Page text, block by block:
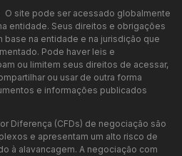
O site pode ser acessado globalmente
entidade. Seus direitos e obrigações
na entidade e na jurisdição que
Pode haver leis e
ou limitem seus direitos de acessar,
ou usar de outra forma
e informações publicados
Diferença (CFDs) de negociação são
e apresentam um alto risco de
à alavancagem. A negociação com